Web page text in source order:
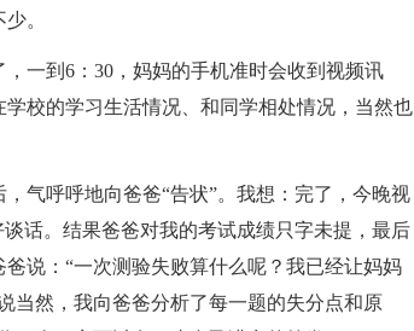
。
一到6：30，妈妈的手机准时会收到视频讯
校的学习生活情况、和同学相处情况，当然也
气呼呼地向爸爸“告状”。我想：完了，今晚视
话。结果爸爸对我的考试成绩只字未提，最后
说：“一次测验失败算什么呢？我已经让妈妈
当然，我向爸爸分析了每一题的失分点和原